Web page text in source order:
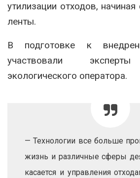
утилизации отходов,
ленты.
В подготовке к
участвовали
экологического оператора.
— Технологии все больше
жизнь и различные сферы
касается и управления